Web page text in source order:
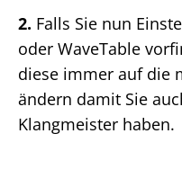
2. Falls Sie nun
oder WaveTable
diese immer auf die
ändern damit Sie
Klangmeister haben.